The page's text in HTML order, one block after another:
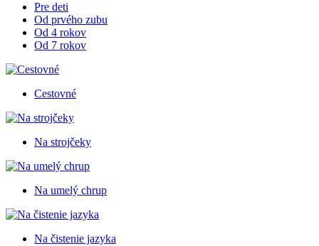
Pre deti
Od prvého zubu
Od 4 rokov
Od 7 rokov
Cestovné
Na strojčeky
Na umelý chrup
Na čistenie jazyka